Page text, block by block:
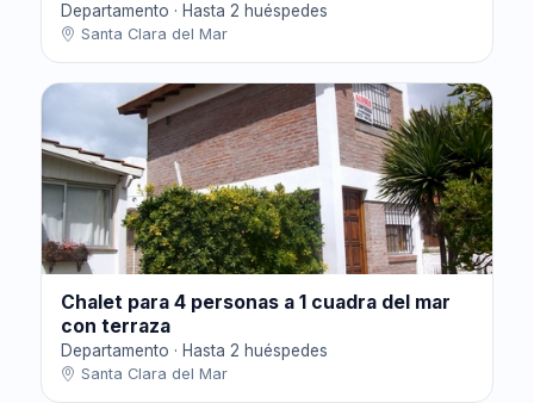
Departamento · Hasta 2 huéspedes
Santa Clara del Mar
Chalet para 4 personas a 1 cuadra del mar
con terraza
Departamento · Hasta 2 huéspedes
Santa Clara del Mar